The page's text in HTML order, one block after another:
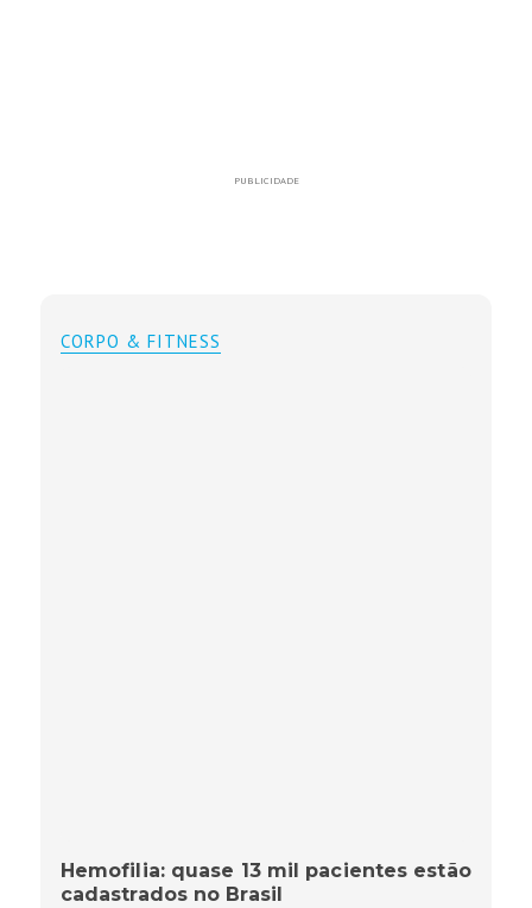
PUBLICIDADE
CORPO & FITNESS
Hemofilia: quase 13 mil pacientes estão
cadastrados no Brasil